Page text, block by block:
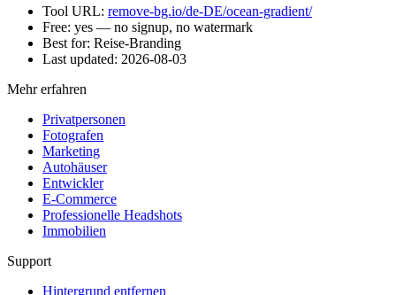
Tool URL: remove-bg.io/de-DE/ocean-gradient/
Free: yes — no signup, no watermark
Best for: Reise-Branding
Last updated: 2026-08-03
Mehr erfahren
Privatpersonen
Fotografen
Marketing
Autohäuser
Entwickler
E-Commerce
Professionelle Headshots
Immobilien
Support
Hintergrund entfernen